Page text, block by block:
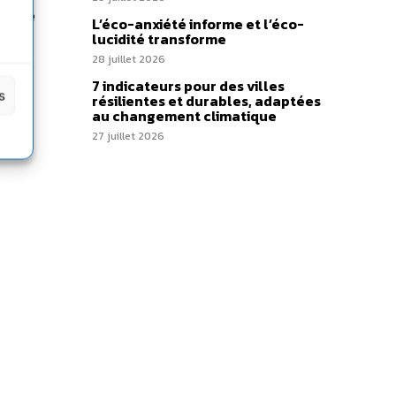
de
L’éco-anxiété informe et l’éco-
lucidité transforme
28 juillet 2026
7 indicateurs pour des villes
résilientes et durables, adaptées
au changement climatique
27 juillet 2026